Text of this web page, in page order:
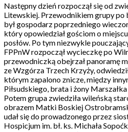
Następny dzień rozpoczął się od
Litewskiej. Przewodnikiem grupy po
był gospodarz poprzedniego
który opowiedział gościom o
posłów. Po tym niezwykle
FPPnW rozpoczął wycieczkę po
przewodniczką obejrzał panoramę
ze Wzgórza Trzech Krzyży,
którym zapalono znicze, między
Piłsudskiego, brata i żony
Potem grupa zwiedziła wileńską
obrazem Matki Boskiej
udał się do prowadzonego przez
Hospicjum im. bł. ks. Michała